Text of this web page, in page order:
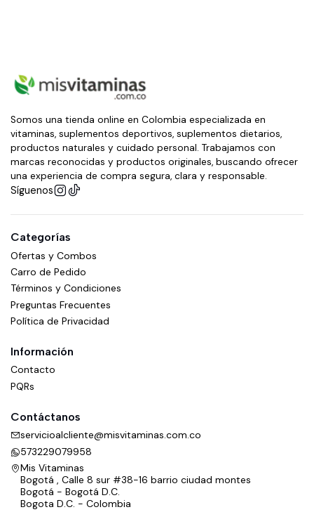
Somos una tienda online en Colombia especializada en
vitaminas, suplementos deportivos, suplementos dietarios,
productos naturales y cuidado personal. Trabajamos con
marcas reconocidas y productos originales, buscando ofrecer
una experiencia de compra segura, clara y responsable.
Síguenos
Categorías
Ofertas y Combos
Carro de Pedido
Términos y Condiciones
Preguntas Frecuentes
Política de Privacidad
Información
Contacto
PQRs
Contáctanos
servicioalcliente@misvitaminas.com.co
573229079958
Mis Vitaminas
Bogotá , Calle 8 sur #38-16 barrio ciudad montes
Bogotá - Bogotá D.C.
Bogota D.C. - Colombia